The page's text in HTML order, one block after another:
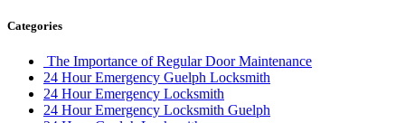
Categories
The Importance of Regular Door Maintenance
24 Hour Emergency Guelph Locksmith
24 Hour Emergency Locksmith
24 Hour Emergency Locksmith Guelph